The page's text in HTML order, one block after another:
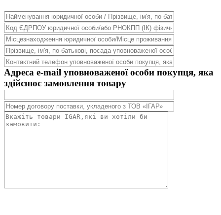
Адреса e-mail уповноваженої особи покупця, яка
здійснює замовлення товару